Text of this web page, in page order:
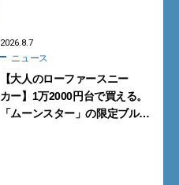
2026.8.7
ニュース
【大人のローファースニー
カー】1万2000円台で買える。
「ムーンスター」の限定ブルー